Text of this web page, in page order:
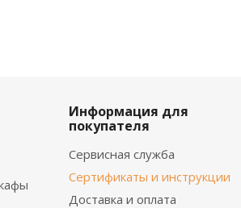
Информация для
покупателя
Сервисная служба
Сертификаты и инструкции
Доставка и оплата